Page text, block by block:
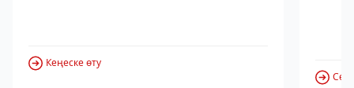
Кеңеске өту